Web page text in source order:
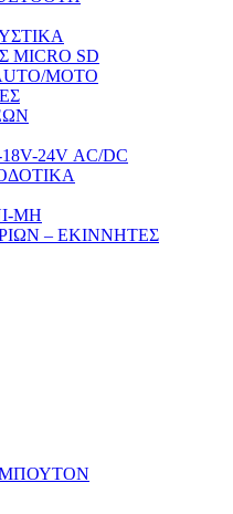
MICRO SD
MOTO
24V ΑC/DC
MH
– ΕΚΙΝΝΗΤΕΣ
ΜΠΟΥΤΟΝ